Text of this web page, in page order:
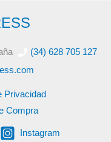
(34) 628 705 127
Privacidad
Compra
Instagram